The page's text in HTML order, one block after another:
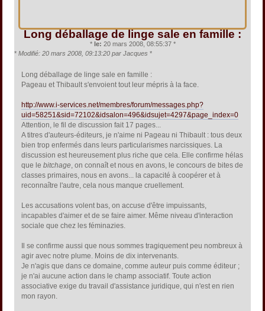
Long déballage de linge sale en famille :
* le: 20 mars 2008, 08:55:37 *
* Modifié: 20 mars 2008, 09:13:20 par Jacques *
Long déballage de linge sale en famille :
Pageau et Thibault s'envoient tout leur mépris à la face.
http://www.i-services.net/membres/forum/messages.php?
uid=58251&sid=72102&idsalon=496&idsujet=4297&page_index=0
Attention, le fil de discussion fait 17 pages...
A titres d'auteurs-éditeurs, je n'aime ni Pageau ni Thibault : tous deux
bien trop enfermés dans leurs particularismes narcissiques. La
discussion est heureusement plus riche que cela. Elle confirme hélas
que lebitchage, on connaît et nous en avons, le concours de bites de
classes primaires, nous en avons... la capacité à coopérer et à
reconnaître l'autre, cela nous manque cruellement.
Les accusations volent bas, on accuse d'être impuissants,
incapables d'aimer et de se faire aimer. Même niveau d'interaction
sociale que chez les féminazies.
Il se confirme aussi que nous sommes tragiquement peu nombreux à
agir avec notre plume. Moins de dix intervenants.
Je n'agis que dans ce domaine, comme auteur puis comme éditeur ;
je n'ai aucune action dans le champ associatif. Toute action
associative exige du travail d'assistance juridique, qui n'est en rien
mon rayon.